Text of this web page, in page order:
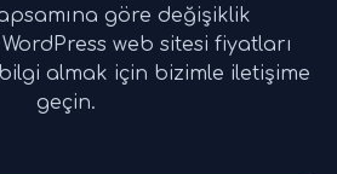
göre değişiklik
web sitesi fiyatları
almak için bizimle iletişime
geçin.